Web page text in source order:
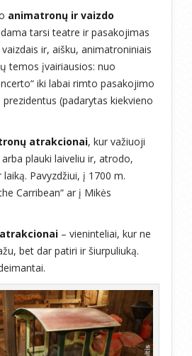
animatronų ir vaizdo
tarsi teatre ir pasakojimas
ir, aišku, animatroniniais
temos įvairiausios: nuo
iki labai rimto pasakojimo
(padarytas kiekvieno
atrakcionai, kur važiuoji
plauki laiveliu ir, atrodo,
Pavyzdžiui, į 1700 m.
Carribean“ ar į Mikės
– vieninteliai, kur ne
bet dar patiri ir šiurpuliuką.